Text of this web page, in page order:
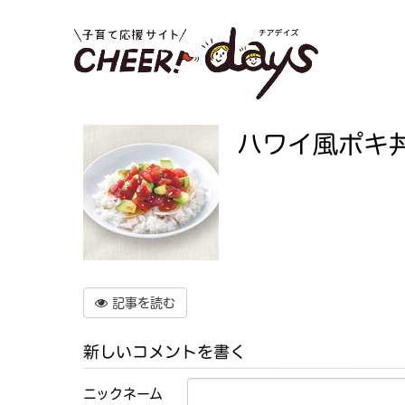
ハワイ風ポキ
記事を読む
新しいコメントを書く
ニックネーム